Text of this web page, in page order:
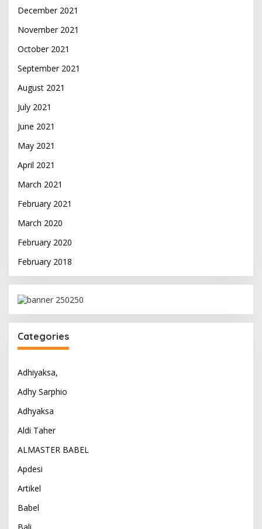
December 2021
November 2021
October 2021
September 2021
August 2021
July 2021
June 2021
May 2021
April 2021
March 2021
February 2021
March 2020
February 2020
February 2018
Categories
Adhiyaksa,
Adhy Sarphio
Adhyaksa
Aldi Taher
ALMASTER BABEL
Apdesi
Artikel
Babel
Bali